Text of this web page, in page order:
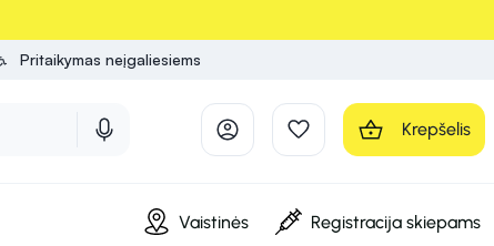
Pritaikymas neįgaliesiems
Krepšelis
Vaistinės Registracija skiepams